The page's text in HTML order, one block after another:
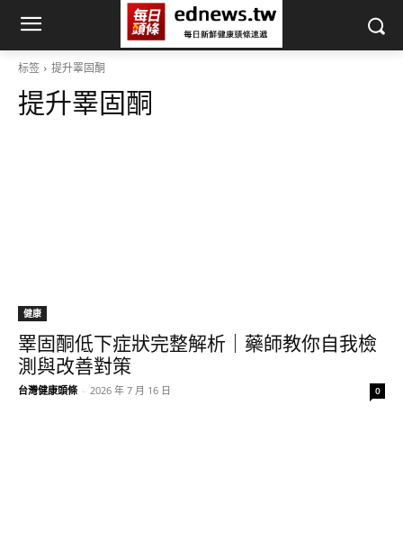
标签 提升睪固酮
提升睪固酮
健康
睪固酮低下症狀完整解析｜藥師教你自我檢
測與改善對策
台灣健康頭條 - 2026 年 7 月 16 日 0